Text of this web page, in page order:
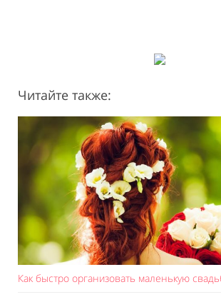
Читайте также:
Как быстро организовать маленькую